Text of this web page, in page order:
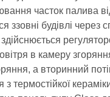
часток палива
ззовні будівлі
в камеру
а вторинний
з термостійкої